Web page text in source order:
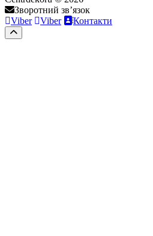
Зворотний зв’язок
Viber
Viber Контакти